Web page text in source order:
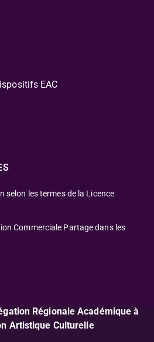
EAC
selon les termes de la Licence
Commerciale Partage dans les
Régionale Académique à
Artistique Culturelle